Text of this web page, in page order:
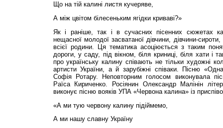
Що на тій калині листя кучеряве,
А між цвітом білесеньким ягідки криваві?»
Як і раніше, так і в сучасних пісенних сюжетах
нещасної молодої засватаної дівчини, дівчини-
всієї родини. Ця тематика асоціюється з таким
дороги, у саду, під вікном, біля криниці, біля хати
про українську калину співають не тільки художні
артисти України, а й зарубіжні співаки. Пісню
Софія Ротару. Неповторним голосом виконувала
Раїса Кириченко. Росіянин Олександр Малінін
виконує пісню вояків УПА «Червона калина» із
«А ми тую червону калину підіймемо,
А ми нашу славну Україну